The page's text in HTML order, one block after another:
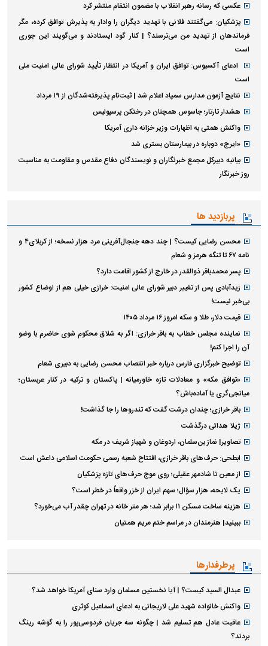
عکسی که رسانه رهبر انقلاب با مضمون انتقام منتشر کرد
پزشکیان: می‌گفتند فلانی با تهدید دیگران را وادار به پذیرش توافق کرده، مگر
فرماندهان از تهدید من می‌ترسند؟ | کنار گود ایستادند و می‌گویند این جوری
است
ادعای آکسیوس: توافق ایران و آمریکا در انتظار تأیید شورای عالی امنیت ملی
است
نتایج آزمون مدارس سمپاد اعلام شد | ثبت‌نام پذیرفته‌شدگان از ۱۹ مرداد
هشدار تارتار؛ جاسوس همچنان در رختکن پرسپولیس
واکنش همتی به اظهارات وزیر خزانه داری آمریکا
«ایرج» دوباره در بیمارستان بستری شد
بیانیه دبیرکل مجمع خبرنگاران و نویسندگان دفاع مقدس و مقاومت به مناسبت
روز خبرنگار
پربازدید ها
محسن رضایی کیست؟ | چند دهه جنجال‌آفرینی مرد هزار نسخه؛ از کربلای۴ و
نامه ۶۷ تا تنگه هرمز و شعام
پسر محمدباقر ذوالقدر در خارج از کشور اقامت دارد؟
زیدآبادی پس از تغییر دبیر شورای عالی امنیت: خرازی خیلی هم از اوضاع کشور
بی‌خبر نیست!
قیمت دلار، طلا و سکه امروز ۱۶ مرداد ۱۴۰۵
نماینده مجلس خطاب به باقر خرازی: اگر به شلاق محکوم شوی حاضرم با وضو
آن را اجرا کنم!
توضیح خبرگزاری فارس درباره خبر انتصاب محسن رضایی به دبیری شعام
«توافق مکه» و معادلات تازه خاورمیانه | پاکستان و ترکیه در کنار عربستان؛
میانجی‌گری یا آماده‌باش؟
باقر خرازی؛ چندان درشت گفت که تندروها را جا گذاشت!
ژیلا هدائی درگذشت
تصاویر| نماز بن‌سلمان، اردوغان و شهباز شریف در مکه
ابطحی: حرف‌های باقر خرازی، افتتاح شعبه رسمی حکومت اسلامی داعش است
از معین تا شادمهر عقیلی؛ روی موج حرف‌های تازه پزشکیان
یک لایحه، هزار سؤال؛ سهم ایران از خزر واقعاً در خطر است؟
هزینه ساخت مسکن ۱۱ برابر شد؛ هر متر خانه در تهران چقدر آب می‌خورد؟
ببینید| هنرمندان در مراسم ختم مریم همتیان
پرطرفدارها
عبدال السید کیست؟ | آیا نخستین مسلمان وارد سنای آمریکا خواهد شد؟
واکنش خانواده شهید علی لاریجانی به ادعای اسماعیل کوثری
عاقبت عادل هم تسلیم شد | چگونه سه جریان فردوسی‌پور را به گوشه رینگ
بردند؟